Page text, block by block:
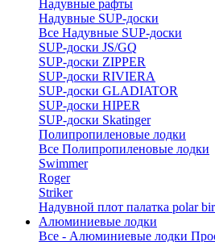
Надувные рафты
Надувные SUP-доски
Все Надувные SUP-доски
SUP-доски JS/GQ
SUP-доски ZIPPER
SUP-доски RIVIERA
SUP-доски GLADIATOR
SUP-доски HIPER
SUP-доски Skatinger
Полипропиленовые лодки
Все Полипропиленовые лодки
Swimmer
Roger
Striker
Надувной плот палатка polar
Алюминиевые лодки
Все - Алюминиевые лодки